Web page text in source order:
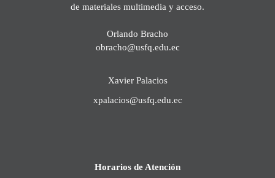
de materiales multimedia y acceso.
Orlando Bracho
obracho@usfq.edu.ec
Xavier Palacios
xpalacios@usfq.edu.ec
Horarios de Atención